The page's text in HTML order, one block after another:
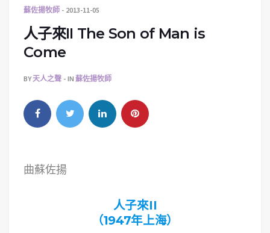
蘇佐揚牧師 2013-11-05
人子來II The Son of Man is
Come
BY天人之聲 IN 蘇佐揚牧師
曲蘇佐揚
人子來II
（1947年上海）